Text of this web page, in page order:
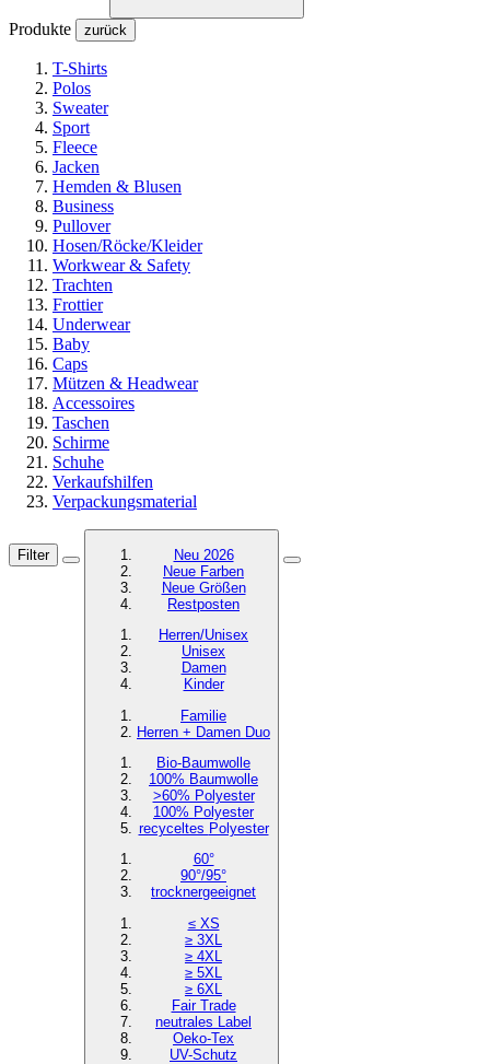
Produkte zurück
T-Shirts
Polos
Sweater
Sport
Fleece
Jacken
Hemden & Blusen
Business
Pullover
Hosen/Röcke/Kleider
Workwear & Safety
Trachten
Frottier
Underwear
Baby
Caps
Mützen & Headwear
Accessoires
Taschen
Schirme
Schuhe
Verkaufshilfen
Verpackungsmaterial
Filter
Neu 2026
Neue Farben
Neue Größen
Restposten
Herren/Unisex
Unisex
Damen
Kinder
Familie
Herren + Damen Duo
Bio-Baumwolle
100% Baumwolle
>60% Polyester
100% Polyester
recyceltes Polyester
60°
90°/95°
trocknergeeignet
≤ XS
≥ 3XL
≥ 4XL
≥ 5XL
≥ 6XL
Fair Trade
neutrales Label
Oeko-Tex
UV-Schutz